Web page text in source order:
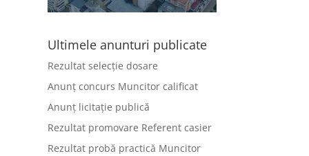
Ultimele anunturi publicate
Rezultat selecție dosare
Anunț concurs Muncitor calificat
Anunț licitație publică
Rezultat promovare Referent casier
Rezultat probă practică Muncitor